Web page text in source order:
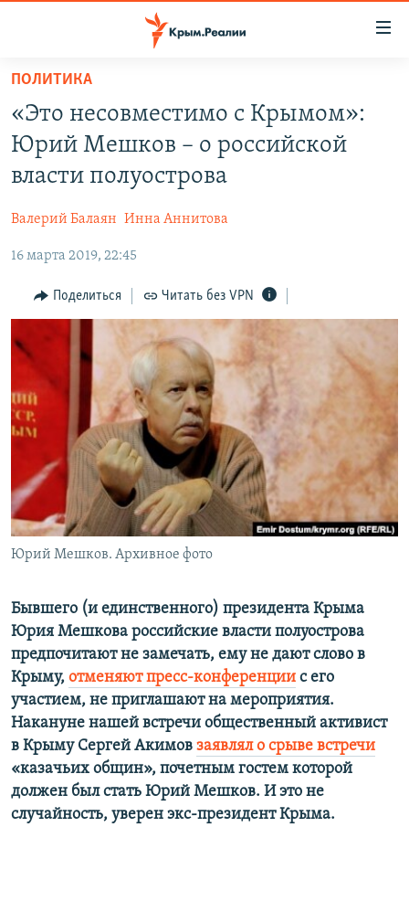
Вернуться
основному
содержанию
Вернутся
главной
навигации
Вернутся
поиску
11 ЛЕТ ОККУПАЦИИ КРЫМА. 11 ИСТОРИЙ СОПРОТИВЛЕНИЯ
ВОДА
ЕЩЕ
ИНТЕРАКТИВ
ИНФОГРАФИКА
ТЕЛЕПРОЕКТ КРЫМ.РЕАЛИИ
СОВЕТЫ ПРАВОЗАЩИТНИКОВ
ПРОПАВШИЕ БЕЗ ВЕСТИ
ПОБЕДИТЕЛЕЙ НЕ СУДЯТ?
КРЫМ.НЕПОКОРЕННЫЙ
ELIFBE
УКРАИНСКАЯ ПРОБЛЕМА КРЫМА
РАДІО СВОБОДА
КАК ОБОЙТИ БЛОКИРОВКУ
Українською
Qırımtatar
ПРИСОЕДИНЯЙТЕСЬ!
Все сайты RFE/RL
ПОЛИТИКА
«Это несовместимо с Крымом»:
Юрий Мешков – о российской
власти полуострова
Валерий Балаян Инна Аннитова
16 марта 2019, 22:45
Поделиться Читать без VPN
Юрий Мешков. Архивное фото
Бывшего (и единственного) президента Крыма
Юрия Мешкова российские власти полуострова
предпочитают не замечать, ему не дают слово в
Крыму, отменяют пресс-конференции с его
участием, не приглашают на мероприятия.
Накануне нашей встречи общественный активист
в Крыму Сергей Акимов заявлял о срыве встречи
«казачьих общин»​, почетным гостем которой
должен был стать Юрий Мешков. И это не
случайность, уверен экс-президент Крыма.